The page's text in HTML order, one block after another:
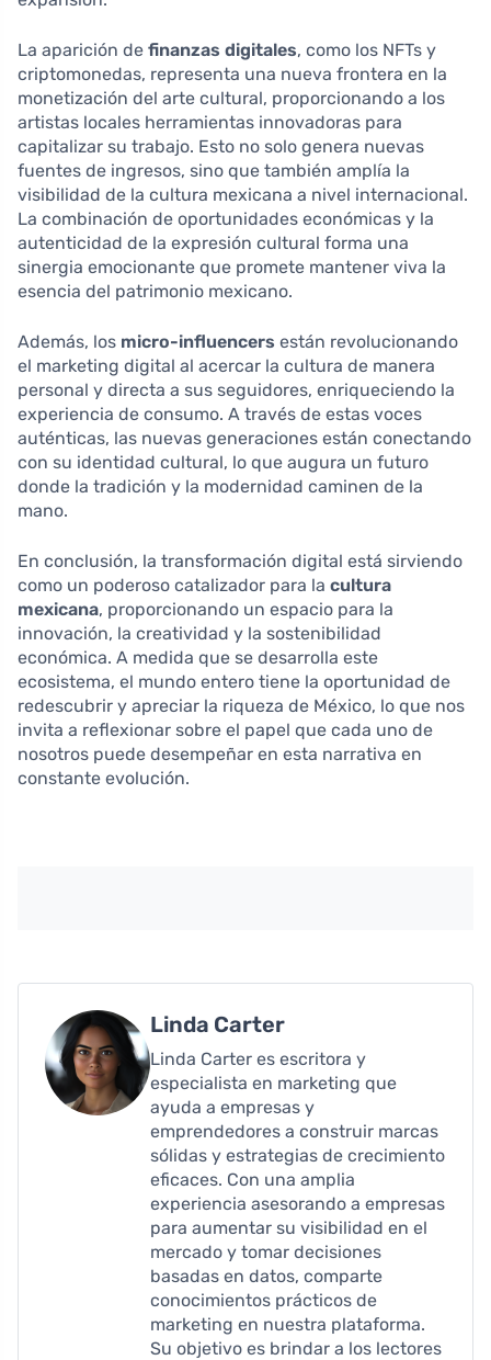
La aparición de finanzas digitales, como los NFTs y
criptomonedas, representa una nueva frontera en la
monetización del arte cultural, proporcionando a los
artistas locales herramientas innovadoras para
capitalizar su trabajo. Esto no solo genera nuevas
fuentes de ingresos, sino que también amplía la
visibilidad de la cultura mexicana a nivel internacional.
La combinación de oportunidades económicas y la
autenticidad de la expresión cultural forma una
sinergia emocionante que promete mantener viva la
esencia del patrimonio mexicano.
Además, los micro-influencers están revolucionando
el marketing digital al acercar la cultura de manera
personal y directa a sus seguidores, enriqueciendo la
experiencia de consumo. A través de estas voces
auténticas, las nuevas generaciones están conectando
con su identidad cultural, lo que augura un futuro
donde la tradición y la modernidad caminen de la
mano.
En conclusión, la transformación digital está sirviendo
como un poderoso catalizador para la cultura
mexicana, proporcionando un espacio para la
innovación, la creatividad y la sostenibilidad
económica. A medida que se desarrolla este
ecosistema, el mundo entero tiene la oportunidad de
redescubrir y apreciar la riqueza de México, lo que nos
invita a reflexionar sobre el papel que cada uno de
nosotros puede desempeñar en esta narrativa en
constante evolución.
Linda Carter
Linda Carter es escritora y
especialista en marketing que
ayuda a empresas y
emprendedores a construir marcas
sólidas y estrategias de crecimiento
eficaces. Con una amplia
experiencia asesorando a empresas
para aumentar su visibilidad en el
mercado y tomar decisiones
basadas en datos, comparte
conocimientos prácticos de
marketing en nuestra plataforma.
Su objetivo es brindar a los lectores